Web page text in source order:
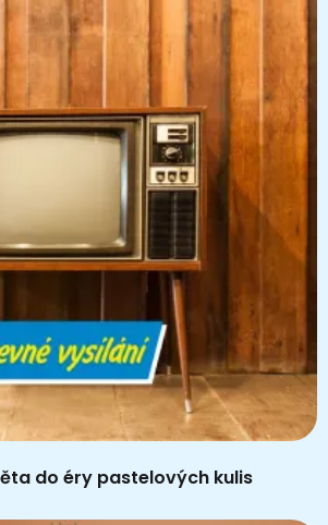
do éry pastelových kulis